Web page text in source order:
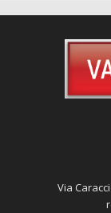
Via